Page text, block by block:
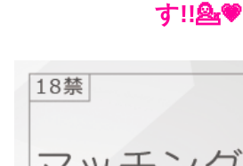
す!!💁💗